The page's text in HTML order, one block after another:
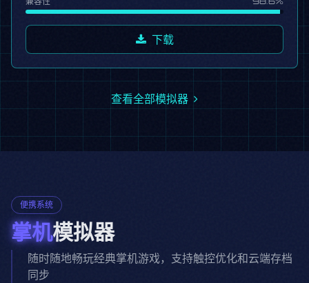
下载
查看全部模拟器
便携系统
掌机模拟器
随时随地畅玩经典掌机游戏，支持触控优化和云端存档
同步